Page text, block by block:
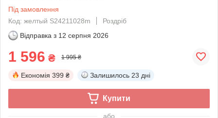
Під замовлення
Код: желтый S24211028m
Роздріб
Відправка з 12 серпня 2026
1 596 ₴ 1 995 ₴
Економія 399 ₴ Залишилось 23 дні
Купити
або